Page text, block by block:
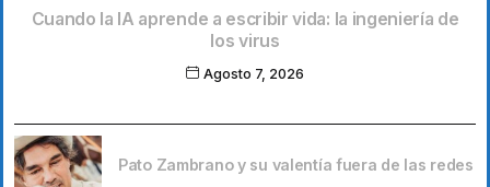
Cuando la IA aprende a escribir vida: la ingeniería de
los virus
Agosto 7, 2026
Pato Zambrano y su valentía fuera de las redes